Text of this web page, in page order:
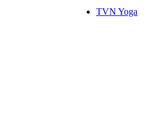
TVN Yoga